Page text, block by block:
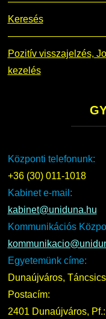
Keresés
Pozitív visszajelzés,
kezelés
Központi telefonunk:
+36 (30) 011-1018
Kabinet e-mail:
kabinet@uniduna.hu
Kommunikációs
Egyetemünk címe:
Dunaújváros,
Postacím:
2401 Dunaújváros,